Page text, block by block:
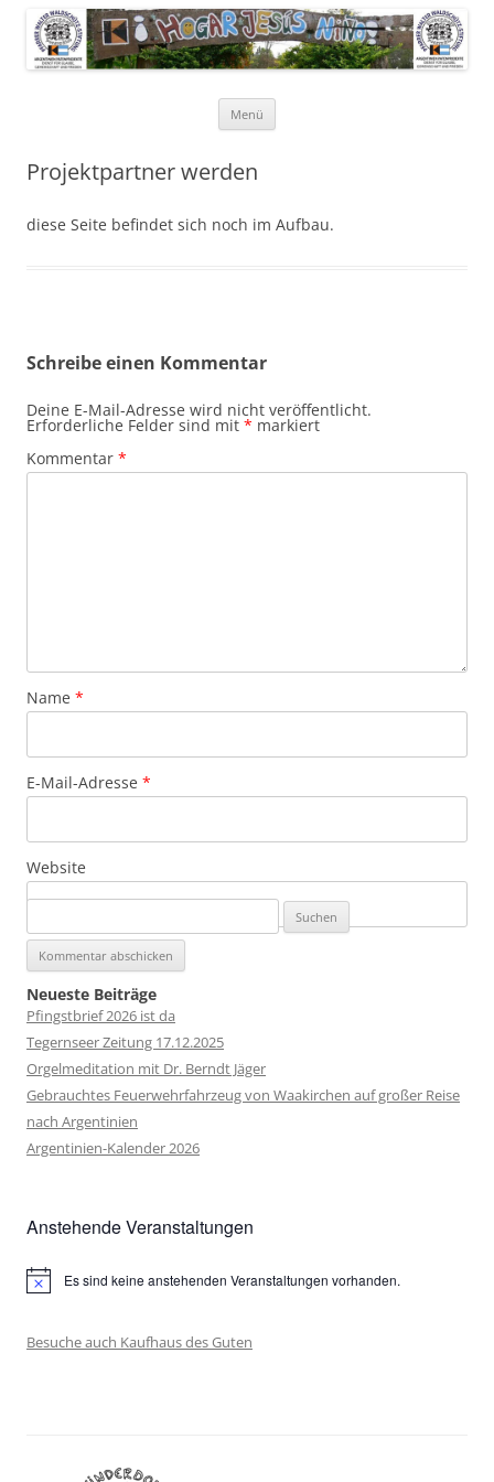
Menü
Projektpartner werden
diese Seite befindet sich noch im Aufbau.
Schreibe einen Kommentar
Deine E-Mail-Adresse wird nicht veröffentlicht.
Erforderliche Felder sind mit * markiert
Kommentar *
Name *
E-Mail-Adresse *
Website
nach:
Neueste Beiträge
Pfingstbrief 2026 ist da
Tegernseer Zeitung 17.12.2025
Orgelmeditation mit Dr. Berndt Jäger
Gebrauchtes Feuerwehrfahrzeug von Waakirchen auf großer Reise
nach Argentinien
Argentinien-Kalender 2026
Anstehende Veranstaltungen
HinweisEs sind keine anstehenden Veranstaltungen vorhanden.
Besuche auch Kaufhaus des Guten